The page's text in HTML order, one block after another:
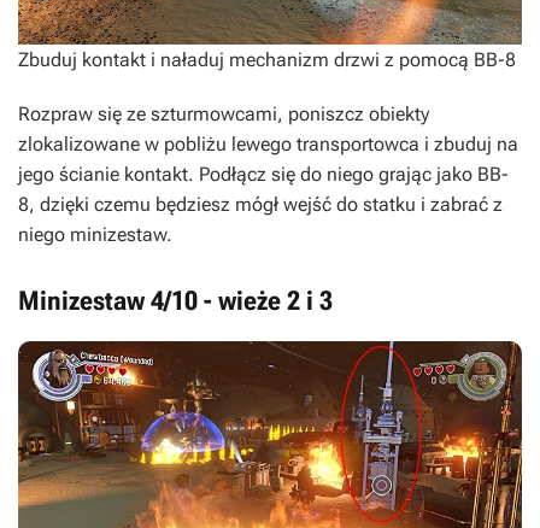
Zbuduj kontakt i naładuj mechanizm drzwi z pomocą BB-8
Rozpraw się ze szturmowcami, poniszcz obiekty
zlokalizowane w pobliżu lewego transportowca i zbuduj na
jego ścianie kontakt. Podłącz się do niego grając jako BB-
8, dzięki czemu będziesz mógł wejść do statku i zabrać z
niego minizestaw.
Minizestaw 4/10 - wieże 2 i 3